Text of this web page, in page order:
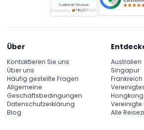
Über
Kontaktieren Sie uns
Über uns
Häufig gestellte Fragen
Allgemeine
Geschäftsbedingungen
Datenschutzerklärung
Blog
Australien
Singapur
Frankreich
Hongkong
Vereinigte
Alle